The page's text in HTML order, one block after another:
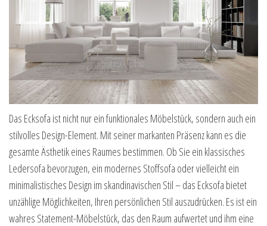
Das Ecksofa ist nicht nur ein funktionales Möbelstück, sondern auch ein
stilvolles Design-Element. Mit seiner markanten Präsenz kann es die
gesamte Ästhetik eines Raumes bestimmen. Ob Sie ein klassisches
Ledersofa bevorzugen, ein modernes Stoffsofa oder vielleicht ein
minimalistisches Design im skandinavischen Stil – das Ecksofa bietet
unzählige Möglichkeiten, Ihren persönlichen Stil auszudrücken. Es ist ein
wahres Statement-Möbelstück, das den Raum aufwertet und ihm eine